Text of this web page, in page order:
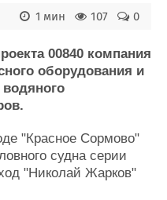
0
107
1 мин
00840 компания
оборудования и
"Красное Сормово"
судна серии
"Николай Жарков"